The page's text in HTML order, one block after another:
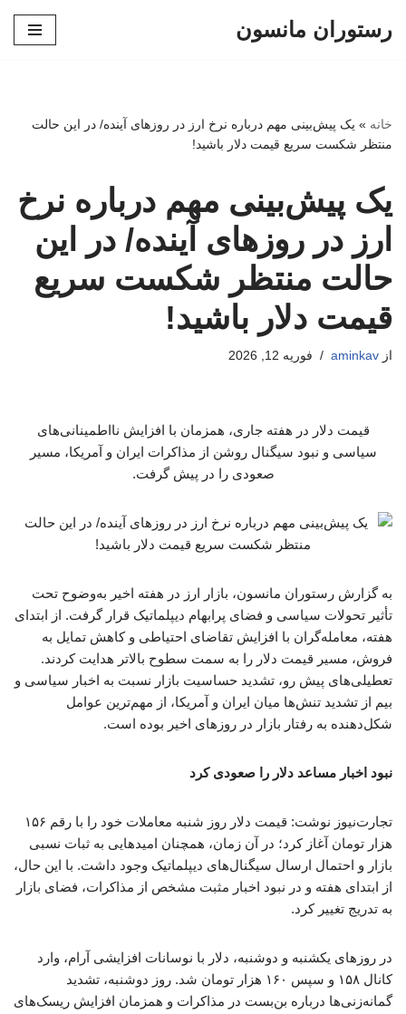
رستوران مانسون
خانه » یک پیش‌بینی مهم درباره نرخ ارز در روزهای آینده/ در این حالت
منتظر شکست سریع قیمت دلار باشید!
یک پیش‌بینی مهم درباره نرخ
ارز در روزهای آینده/ در این
حالت منتظر شکست سریع
قیمت دلار باشید!
از aminkav فوریه 12, 2026
قیمت دلار در هفته جاری، همزمان با افزایش نااطمینانی‌های
سیاسی و نبود سیگنال روشن از مذاکرات ایران و آمریکا، مسیر
صعودی را در پیش گرفت.
به گزارش رستوران مانسون، بازار ارز در هفته اخیر به‌وضوح تحت
تأثیر تحولات سیاسی و فضای پرابهام دیپلماتیک قرار گرفت. از ابتدای
هفته، معامله‌گران با افزایش تقاضای احتیاطی و کاهش تمایل به
فروش، مسیر قیمت دلار را به سمت سطوح بالاتر هدایت کردند.
تعطیلی‌های پیش رو، تشدید حساسیت بازار نسبت به اخبار سیاسی و
بیم از تشدید تنش‌ها میان ایران و آمریکا، از مهم‌ترین عوامل
شکل‌دهنده به رفتار بازار در روزهای اخیر بوده است.
نبود اخبار مساعد دلار را صعودی کرد
تجارت‌نیوز نوشت: قیمت دلار روز شنبه معاملات خود را با رقم ۱۵۶
هزار تومان آغاز کرد؛ در آن زمان، همچنان امیدهایی به ثبات نسبی
بازار و احتمال ارسال سیگنال‌های دیپلماتیک وجود داشت. با این حال،
از ابتدای هفته و در نبود اخبار مثبت مشخص از مذاکرات، فضای بازار
به تدریج تغییر کرد.
در روزهای یکشنبه و دوشنبه، دلار با نوسانات افزایشی آرام، وارد
کانال ۱۵۸ و سپس ۱۶۰ هزار تومان شد. روز دوشنبه، تشدید
گمانه‌زنی‌ها درباره بن‌بست در مذاکرات و همزمان افزایش ریسک‌های